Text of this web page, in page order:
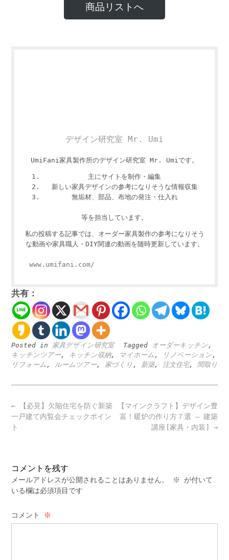
商品リストへ
デザイン研究室 Mr. Umi
UmiFani家具製作所のデザイン研究室 Mr. Umiです。
主にサイトを制作・編集
新しい家具デザインの参考になりそうな情報収集
無垢材、部品、布地の発注・仕入れ
等を担当しています。
私の投稿する記事では、オーダー家具製作の参考になりそう
な動画や家具職人・DIY関連の動画を随時更新しています。
www.umifani.com/
共有：
Posted in 家具デザイン研究室 Tagged オーダーキッチン,
キッチンツアー, キッチン収納, マイホーム , リノベーション,
リフォーム , ルームツアー, ‪家づくり , 新築, 注文住宅, 間取り
Post
navigation
【マインクラフト】デザイン豊
富！暖炉の作り方７選 – 建築
講座[家具・内装] →
← 【必見】欠陥住宅を防ぐ新築
一戸建て内覧会チェックポイン
ト
コメントを残す
メールアドレスが公開されることはありません。 ※
が付いて
いる欄は必須項目です
コメント ※